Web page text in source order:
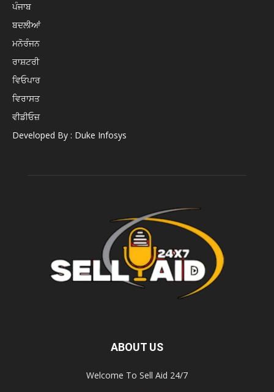
ਪੰਜਾਬ
ਬਦਲੀਆਂ
ਮਨੋਰੰਜਨ
ਰਾਸ਼ਟਰੀ
ਵਿਓਪਾਰ
ਵਿਰਾਸਤ
ਵੀਡੀਓਜ਼
Developed By : Duke Infosys
ABOUT US
Welcome To Sell Aid 24/7